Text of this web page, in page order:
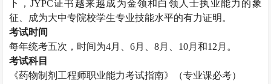
下， JYPC证书越来越成为金领和白领人士执业能力的象
征、成为大中专院校学生专业技能水平的有力证明。
考试时间
每年统考五次，时间为4月、6月、8月、 10月和12 月。
考试科目
《药物制剂工程师职业能力考试指南》（专业课必考）